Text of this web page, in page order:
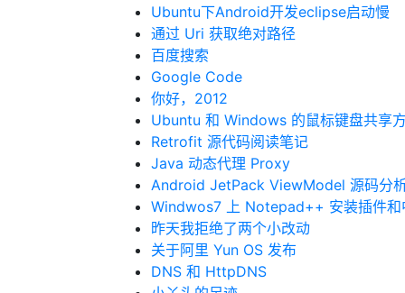
Ubuntu下Android开发eclipse启动慢
通过 Uri 获取绝对路径
百度搜索
Google Code
你好，2012
Ubuntu 和 Windows 的鼠标键盘共享
Retrofit 源代码阅读笔记
Java 动态代理 Proxy
Android JetPack ViewModel 源码分
Windwos7 上 Notepad++ 安装插件和
昨天我拒绝了两个小改动
关于阿里 Yun OS 发布
DNS 和 HttpDNS